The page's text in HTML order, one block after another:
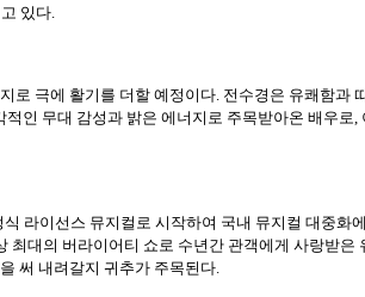
있다.
로 극에 활기를 더할 예정이다. 전수경은 유쾌함
인 무대 감성과 밝은 에너지로 주목받아온 배우
라이선스 뮤지컬로 시작하여 국내 뮤지컬 대중화
대의 버라이어티 쇼로 수년간 관객에게 사랑받은
써 내려갈지 귀추가 주목된다.